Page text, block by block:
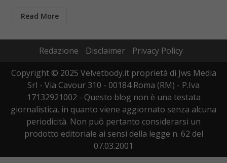
Read More
Redazione Disclaimer
Privacy Policy
Copyright © 2025 Velvetbody.it proprietà di Jws Media
Srl - Via Cavour 310 - 00184 Roma (RM) - P.Iva
17132921002 - Questo blog non è una testata
giornalistica, in quanto viene aggiornato senza alcuna
periodicità. Non può pertanto considerarsi un
prodotto editoriale ai sensi della legge n. 62 del
07.03.2001